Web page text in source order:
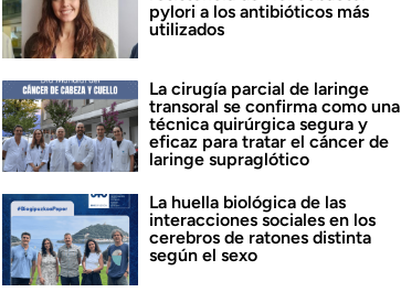
pylori a los antibióticos más
utilizados
La cirugía parcial de laringe
transoral se confirma como una
técnica quirúrgica segura y
eficaz para tratar el cáncer de
laringe supraglótico
La huella biológica de las
interacciones sociales en los
cerebros de ratones distinta
según el sexo